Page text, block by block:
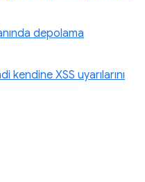
depolama
kendine XSS uyarılarını